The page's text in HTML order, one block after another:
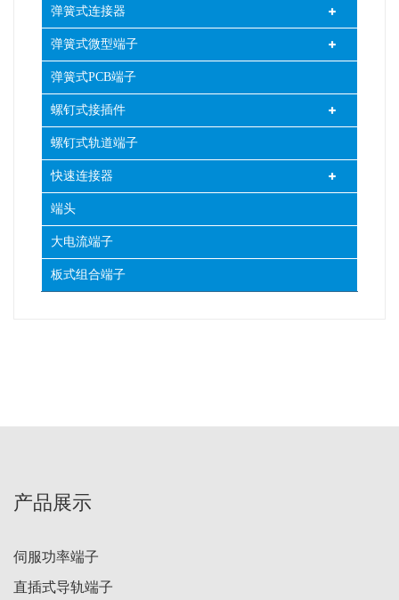
弹簧式连接器
弹簧式微型端子
弹簧式PCB端子
螺钉式接插件
螺钉式轨道端子
快速连接器
端头
大电流端子
板式组合端子
产品展示
伺服功率端子
直插式导轨端子